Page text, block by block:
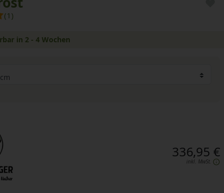
(1)
in 2 - 4 Wochen
336,95 €
inkl. MwSt.